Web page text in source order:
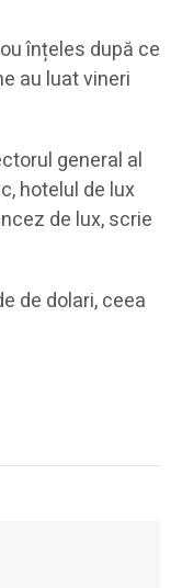
înțeles după ce
au luat vineri
general al
hotelul de lux
de lux, scrie
de dolari, ceea